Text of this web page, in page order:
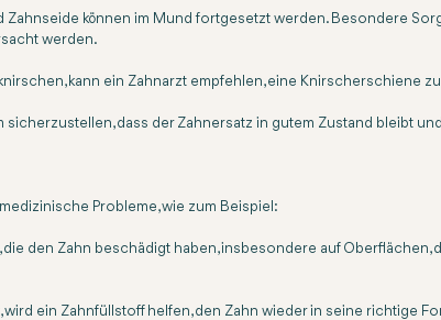
können im Mund fortgesetzt werden. Besondere
werden.
kann ein Zahnarzt empfehlen, eine Knirscherschiene
dass der Zahnersatz in gutem Zustand bleibt
Probleme, wie zum Beispiel:
den Zahn beschädigt haben, insbesondere auf
ein Zahnfüllstoff helfen, den Zahn wieder in seine richtige